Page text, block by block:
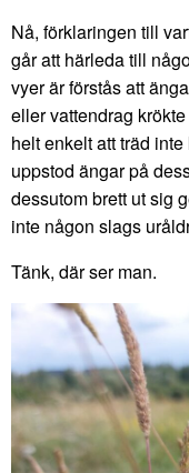
Nå, förklaringen till
går att härleda till
vyer är förstås att
eller vattendrag
helt enkelt att träd
uppstod ängar på
dessutom brett ut sig
inte någon slags
Tänk, där ser man.